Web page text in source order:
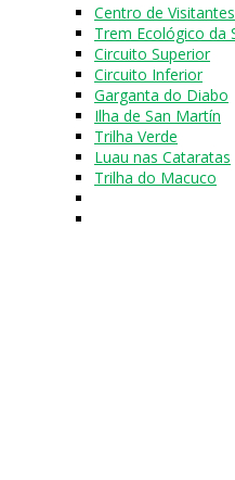
Centro de Visitantes
Trem Ecológico da
Circuito Superior
Circuito Inferior
Garganta do Diabo
Ilha de San Martín
Trilha Verde
Luau nas Cataratas
Trilha do Macuco